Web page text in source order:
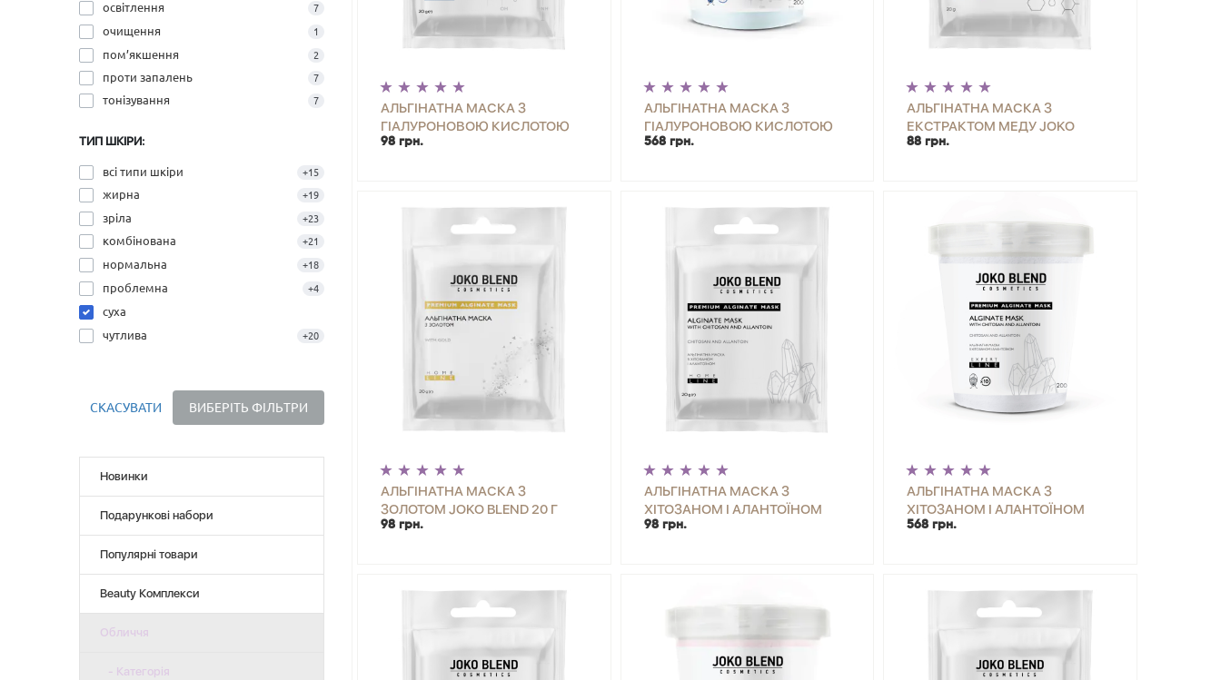
освітлення 7
очищення 1
пом’якшення 2
проти запалень 7
тонізування 7
ТИП ШКІРИ:
всі типи шкіри +15
жирна +19
зріла +23
комбінована +21
нормальна +18
проблемна +4
суха
чутлива
+20
СКАСУВАТИ ВИБЕРІТЬ ФІЛЬТРИ
Новинки
Подарункові набори
Популярні товари
Beauty Комплекси
Обличчя
- Категорія
АЛЬГІНАТНА МАСКА З
ГІАЛУРОНОВОЮ КИСЛОТОЮ
JOKO BLEND 20 Г
98 грн.
-
АЛЬГІНАТНА МАСКА З
ГІАЛУРОНОВОЮ КИСЛОТОЮ
JOKO BLEND 200 Г
568 грн.
-
АЛЬГІНАТНА МАСКА З
ЕКСТРАКТОМ МЕДУ JOKO
BLEND 20 Г
88 грн.
-
АЛЬГІНАТНА МАСКА З
ЗОЛОТОМ JOKO BLEND 20 Г
98 грн.
-
АЛЬГІНАТНА МАСКА З
ХІТОЗАНОМ І АЛАНТОЇНОМ
JOKO BLEND 20 Г
98 грн.
-
АЛЬГІНАТНА МАСКА З
ХІТОЗАНОМ І АЛАНТОЇНОМ
JOKO BLEND 200 Г
568 грн.
-